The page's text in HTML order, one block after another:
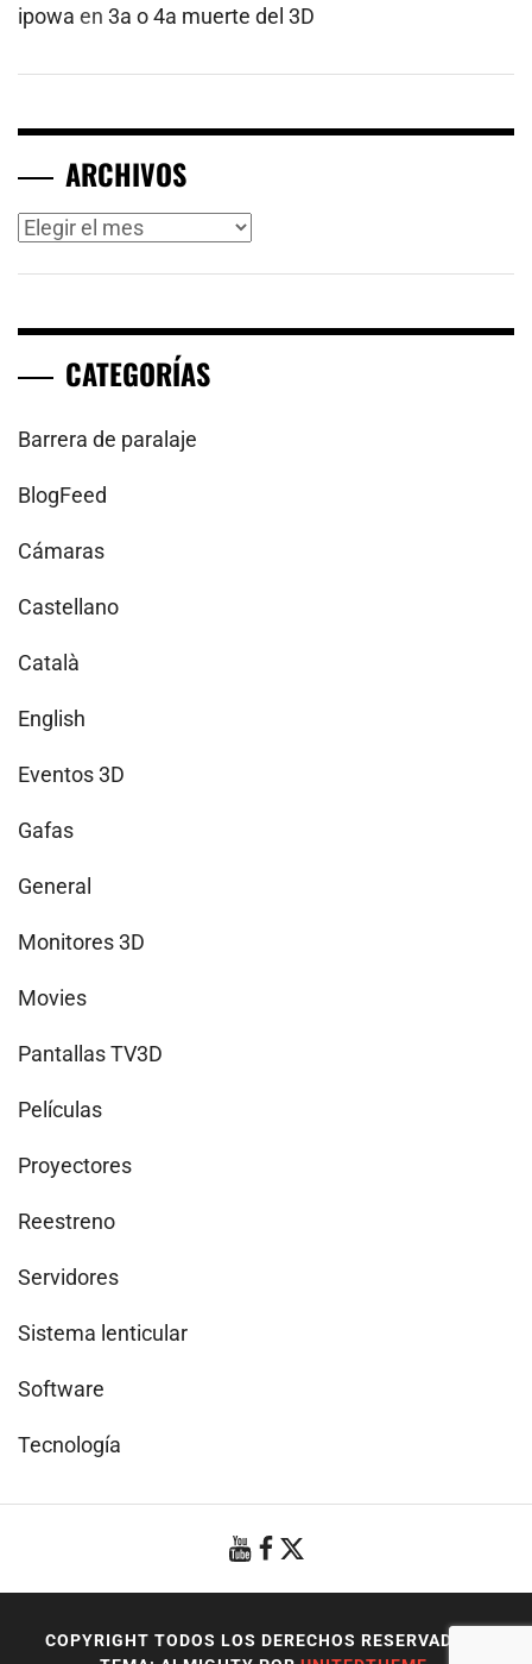
ipowa en 3a o 4a muerte del 3D
ARCHIVOS
Archivos
CATEGORÍAS
Barrera de paralaje
BlogFeed
Cámaras
Castellano
Català
English
Eventos 3D
Gafas
General
Monitores 3D
Movies
Pantallas TV3D
Películas
Proyectores
Reestreno
Servidores
Sistema lenticular
Software
Tecnología
COPYRIGHT TODOS LOS DERECHOS RESERVADOS